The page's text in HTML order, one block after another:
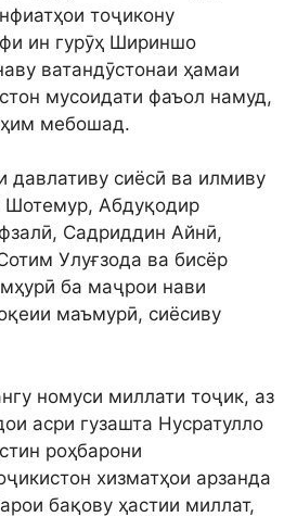
тоҷикону
ин гурӯҳ Шириншо
ватандӯстонаи ҳамаи
мусоидати фаъол намуд,
мебошад.
сиёсӣ ва илмиву
Шотемур, Абдуқодир
Садриддин Айнӣ,
Улуғзода ва бисёр
ба маҷрои нави
маъмурӣ, сиёсиву
номуси миллати тоҷик, аз
асри гузашта Нусратулло
роҳбарони
хизматҳои арзанда
бақову ҳастии миллат,